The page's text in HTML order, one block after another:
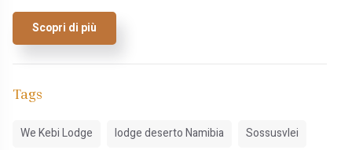
Scopri di più
Tags
We Kebi Lodge lodge deserto Namibia
Sossusvlei